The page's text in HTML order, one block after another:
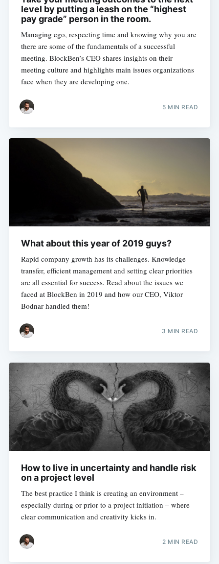
level by putting a leash on the “highest
pay grade” person in the room.
Managing ego, respecting time and knowing why you are
there are some of the fundamentals of a successful
meeting. BlockBen’s CEO shares insights on their
meeting culture and highlights main issues organizations
face when they are developing one.
5 MIN READ
What about this year of 2019 guys?
Rapid company growth has its challenges. Knowledge
transfer, efficient management and setting clear priorities
are all essential for success. Read about the issues we
faced at BlockBen in 2019 and how our CEO, Viktor
Bodnar handled them!
3 MIN READ
How to live in uncertainty and handle risk
on a project level
The best practice I think is creating an environment –
especially during or prior to a project initiation – where
clear communication and creativity kicks in.
2 MIN READ